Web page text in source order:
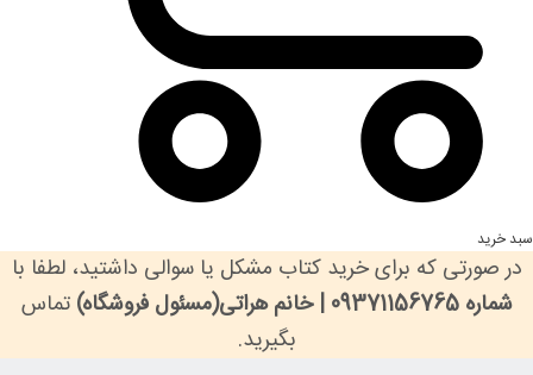
سبد خرید
در صورتی که برای خرید کتاب مشکل یا سوالی داشتید، لطفا با
شماره 09371156765 | خانم هراتی(مسئول فروشگاه)
تماس
بگیرید.